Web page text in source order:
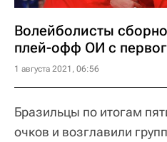
Волейболисты
плей-офф ОИ с
1 августа 2021, 06:56
Бразильцы по итогам
очков и возглавили